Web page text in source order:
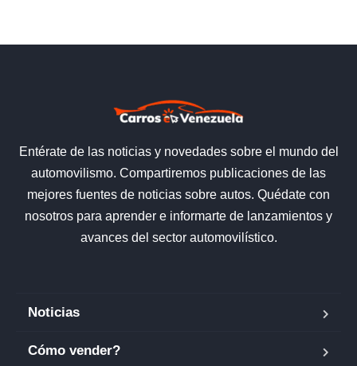
Entérate de las noticias y novedades sobre el mundo del
automovilismo. Compartiremos publicaciones de las
mejores fuentes de noticias sobre autos. Quédate con
nosotros para aprender e informarte de lanzamientos y
avances del sector automovilístico.
Noticias
Cómo vender?